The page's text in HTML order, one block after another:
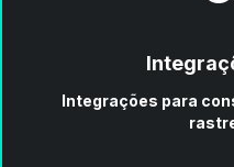
Integrações para